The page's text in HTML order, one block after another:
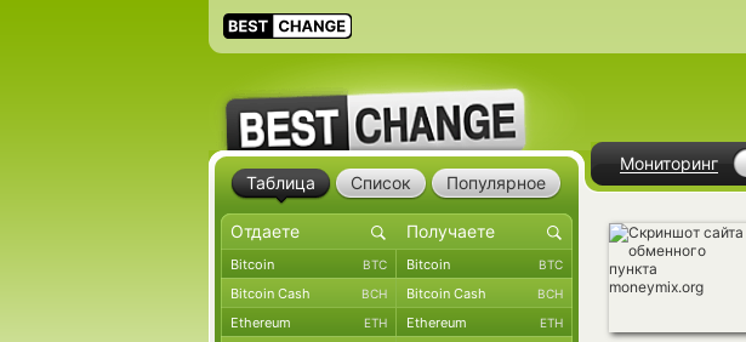
Мониторинг
Таблица Список Популярное
Bitcoin BTC Bitcoin BTC
Bitcoin Cash BCH Bitcoin Cash BCH
Ethereum ETH Ethereum ETH